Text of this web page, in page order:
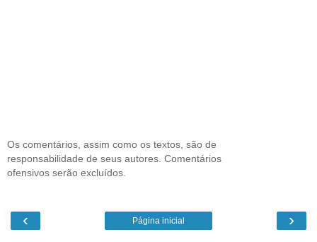
Os comentários, assim como os textos, são de
responsabilidade de seus autores. Comentários
ofensivos serão excluídos.
‹ ›
Página inicial